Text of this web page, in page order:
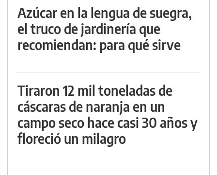
Azúcar en la lengua de suegra,
el truco de jardinería que
recomiendan: para qué sirve
Tiraron 12 mil toneladas de
cáscaras de naranja en un
campo seco hace casi 30 años y
floreció un milagro